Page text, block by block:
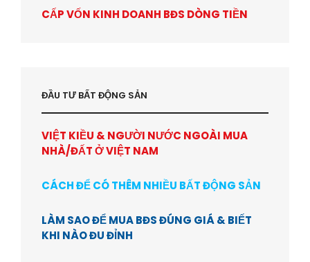
CẤP VỐN KINH DOANH BĐS DÒNG TIỀN
ĐẦU TƯ BẤT ĐỘNG SẢN
VIỆT KIỀU & NGƯỜI NƯỚC NGOÀI MUA
NHÀ/ĐẤT Ở VIỆT NAM
CÁCH ĐỂ CÓ THÊM NHIỀU BẤT ĐỘNG SẢN
LÀM SAO ĐỂ MUA BĐS ĐÚNG GIÁ & BIẾT
KHI NÀO ĐU ĐỈNH